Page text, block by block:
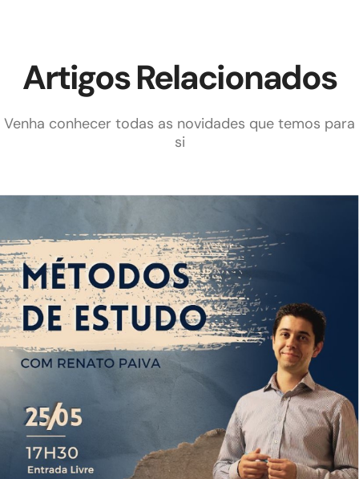
Artigos Relacionados
Venha conhecer todas as novidades que temos para
si